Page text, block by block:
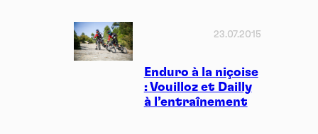
Enduro à la niçoise
: Vouilloz et Dailly
à l’entraînement
23.07.2015